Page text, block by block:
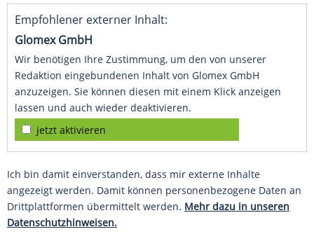
Empfohlener externer Inhalt:
Glomex GmbH
Wir benötigen Ihre Zustimmung, um den von unserer
Redaktion eingebundenen Inhalt von Glomex GmbH
anzuzeigen. Sie können diesen mit einem Klick anzeigen
lassen und auch wieder deaktivieren.
jetzt aktivieren
Ich bin damit einverstanden, dass mir externe Inhalte
angezeigt werden. Damit können personenbezogene Daten an
Drittplattformen übermittelt werden. Mehr dazu in unseren
Datenschutzhinweisen.